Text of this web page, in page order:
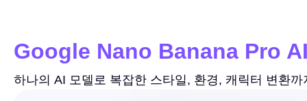
Google Nano Banana Pro
하나의 AI 모델로 복잡한 스타일, 환경, 캐릭터 변환